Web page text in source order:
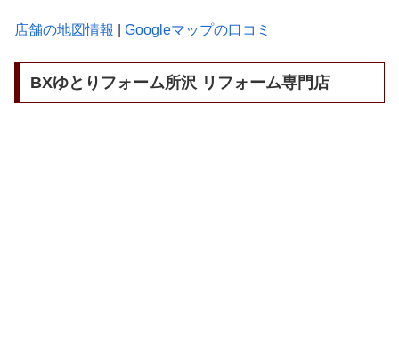
店舗の地図情報 Googleマップの口コミ
BXゆとりフォーム所沢 リフォーム専門店